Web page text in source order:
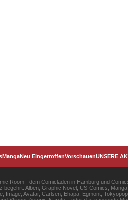
MangaNeu EingetroffenVorschauenUNSERE
Room - dem Comicladen in Hamburg und
begehrt: Alben, Graphic Novel, US-Comics,
Avatar, Carlsen, Ehapa, Egmont,